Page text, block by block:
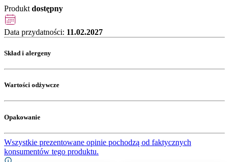
Produkt dostępny
Data przydatności: 11.02.2027
Skład i alergeny
Wartości odżywcze
Opakowanie
Wszystkie prezentowane opinie pochodzą od faktycznych
konsumentów tego produktu.